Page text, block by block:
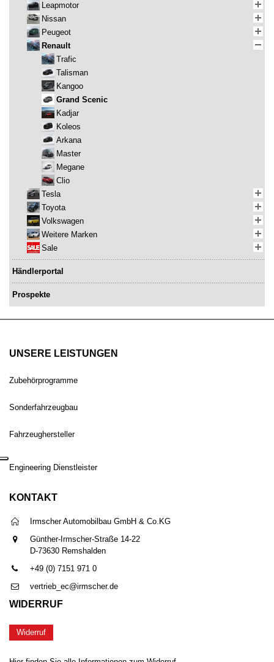
Leapmotor
Nissan
Peugeot
Renault
Trafic
Talisman
Kangoo
Grand Scenic
Kadjar
Koleos
Arkana
Master
Megane
Clio
Tesla
Toyota
Volkswagen
Weitere Marken
Sale
Händlerportal
Prospekte
UNSERE LEISTUNGEN
Zubehörprogramme
Sonderfahrzeugbau
Fahrzeughersteller
Engineering Dienstleister
KONTAKT
Irmscher Automobilbau GmbH & Co.KG
Günther-Irmscher-Straße 14-22
D-73630 Remshalden
+49 (0) 7151 971 0
vertrieb_ec@irmscher.de
WIDERRUF
Widerruf